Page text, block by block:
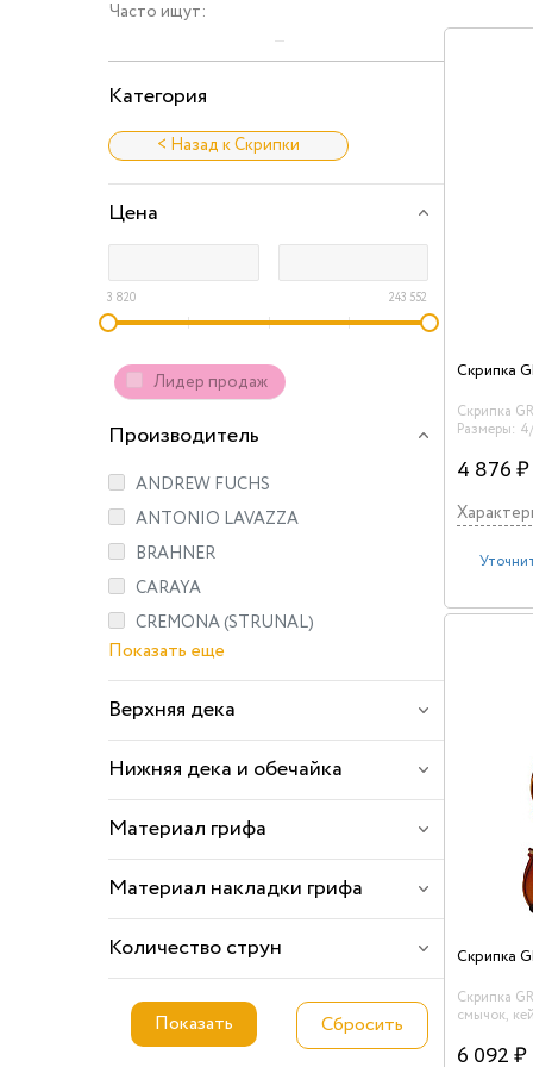
Часто ищут:
Категория
< Назад к Скрипки
Цена
3 820 243 552
Лидер продаж
Производитель
ANDREW FUCHS
ANTONIO LAVAZZA
BRAHNER
CARAYA
CREMONA (STRUNAL)
Показать еще
Верхняя дека
Нижняя дека и обечайка
Материал грифа
Материал накладки грифа
Количество струн
Скрипка
Скрипка
Размеры:
нижняя
гриф – клен,
накладка
эбон,
дерево,
подставка
4 876 ₽
Скрипка
Скрипка
смычок,
6 092 ₽